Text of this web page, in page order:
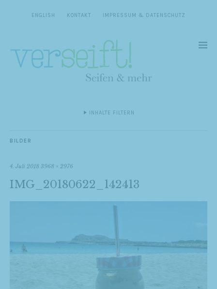
ENGLISH KONTAKT IMPRESSUM & DATENSCHUTZ
INHALTE FILTERN
BILDER
4. Juli 2018 3968 × 2976
IMG_20180622_142413